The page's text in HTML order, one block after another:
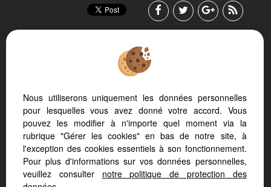
Afin de vous offrir un confort de lecture permanent, depuis votre
automatiquement aux différents types d'écrans
Nous utiliserons uniquement les données personnelles
pour lesquelles vous avez donné votre accord. Vous
pouvez les modifier à n'importe quel moment via la
rubrique "Gérer les cookies" en bas de notre site, à
l'exception des cookies essentiels à son fonctionnement.
Pour plus d'informations sur vos données personnelles,
veuillez consulter notre politique de protection des